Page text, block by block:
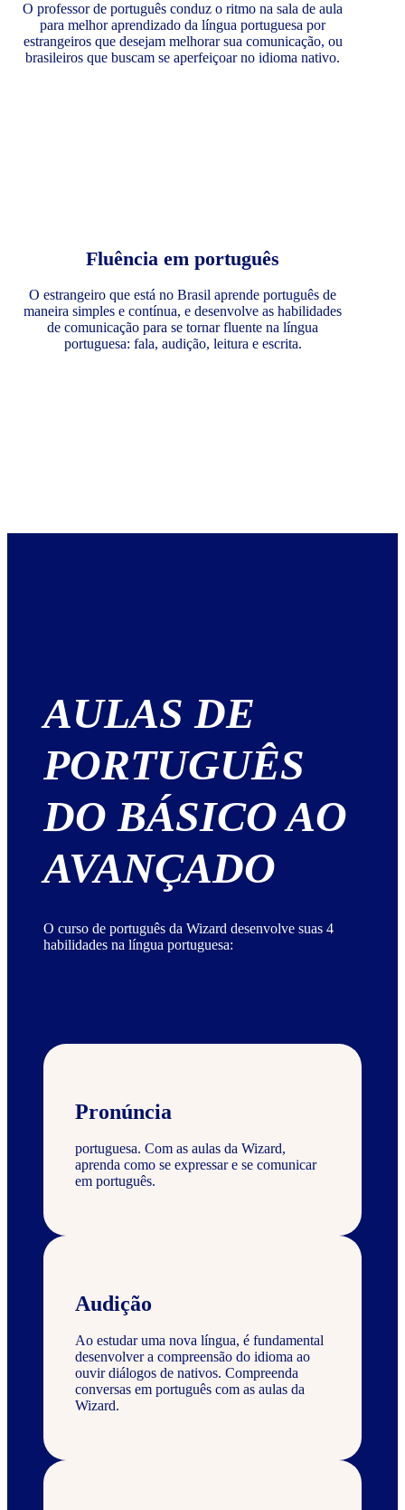
O professor de português conduz o ritmo na sala de aula
para melhor aprendizado da língua portuguesa por
estrangeiros que desejam melhorar sua comunicação, ou
brasileiros que buscam se aperfeiçoar no idioma nativo.
Fluência em português
O estrangeiro que está no Brasil aprende português de
maneira simples e contínua, e desenvolve as habilidades
de comunicação para se tornar fluente na língua
portuguesa: fala, audição, leitura e escrita.
AULAS DE
PORTUGUÊS
DO BÁSICO AO
AVANÇADO
O curso de português da Wizard desenvolve suas 4
habilidades na língua portuguesa:
Pronúncia
portuguesa. Com as aulas da Wizard,
aprenda como se expressar e se comunicar
em português.
Audição
Ao estudar uma nova língua, é fundamental
desenvolver a compreensão do idioma ao
ouvir diálogos de nativos. Compreenda
conversas em português com as aulas da
Wizard.